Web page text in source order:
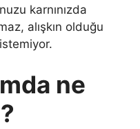
karnınızda
alışkın olduğu
ne